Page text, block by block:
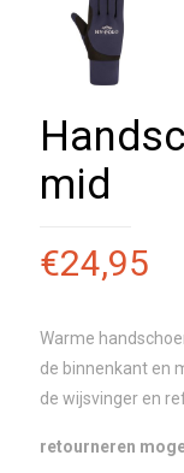
mid
€24,95
Warme
de binnenkant en
de wijsvinger en
retourneren